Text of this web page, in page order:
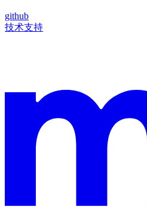
github
技术支持